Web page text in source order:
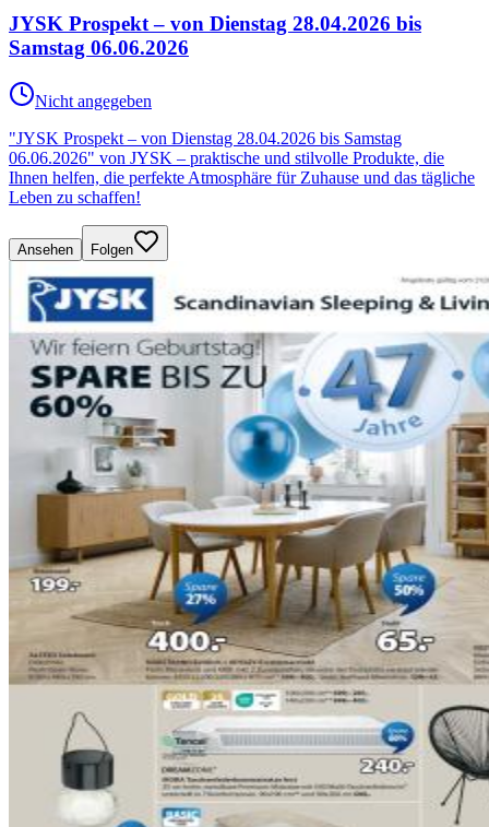
JYSK Prospekt – von Dienstag 28.04.2026 bis
Samstag 06.06.2026
Nicht angegeben
"JYSK Prospekt – von Dienstag 28.04.2026 bis Samstag
06.06.2026" von JYSK – praktische und stilvolle Produkte, die
Ihnen helfen, die perfekte Atmosphäre für Zuhause und das tägliche
Leben zu schaffen!
Ansehen Folgen